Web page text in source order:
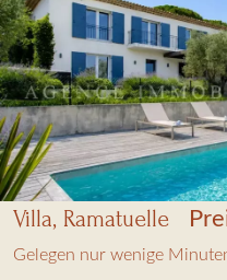
Villa, Ramatuelle
Gelegen nur wenige